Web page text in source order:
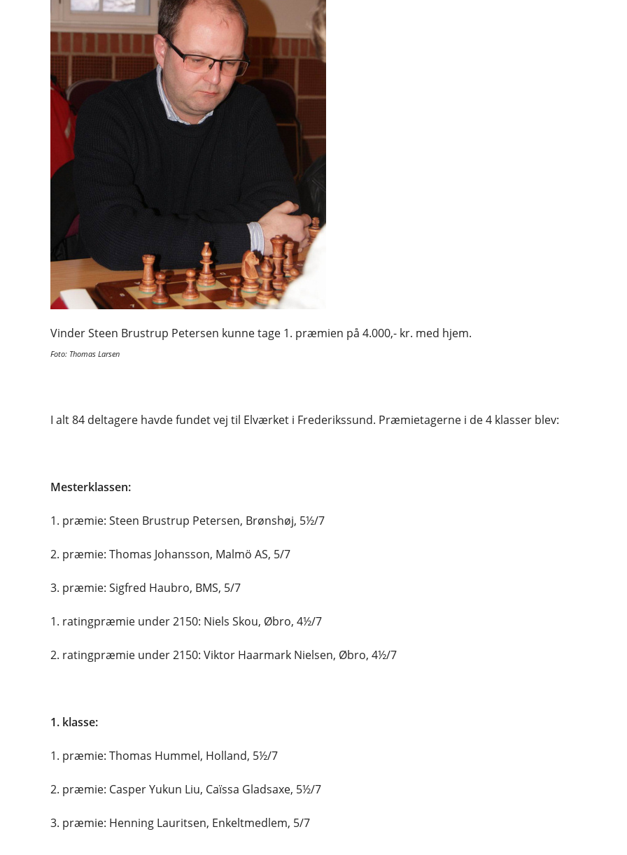
Vinder Steen Brustrup Petersen kunne tage 1. præmien på 4.000,- kr. med hjem.
Foto: Thomas Larsen
I alt 84 deltagere havde fundet vej til Elværket i Frederikssund. Præmietagerne i de 4 klasser blev:
Mesterklassen:
1. præmie: Steen Brustrup Petersen, Brønshøj, 5½/7
2. præmie: Thomas Johansson, Malmö AS, 5/7
3. præmie: Sigfred Haubro, BMS, 5/7
1. ratingpræmie under 2150: Niels Skou, Øbro, 4½/7
2. ratingpræmie under 2150: Viktor Haarmark Nielsen, Øbro, 4½/7
1. klasse:
1. præmie: Thomas Hummel, Holland, 5½/7
2. præmie: Casper Yukun Liu, Caïssa Gladsaxe, 5½/7
3. præmie: Henning Lauritsen, Enkeltmedlem, 5/7